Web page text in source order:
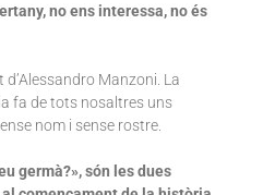
no ens interessa, no és
Manzoni. La
fa de tots nosaltres uns
nom i sense rostre.
germà?», són les dues